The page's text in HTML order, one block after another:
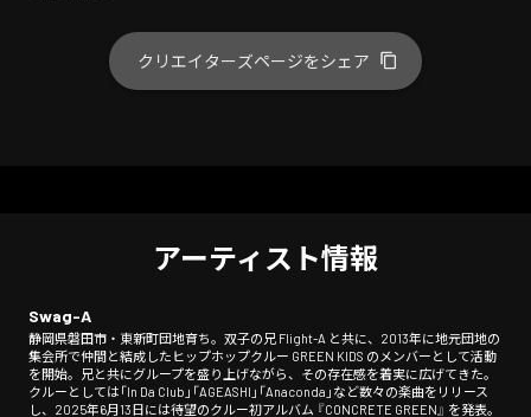
クリエイターズページをシェア
アーティスト情報
Swag-A
静岡県磐田市・東新町団地育ち。双子の兄 Flight-A と共に、2013年に地元団地の
集会所で仲間と結成したヒップホップクルー GREEN KIDS のメンバーとして活動
を開始。兄と共にグループを盛り上げながら、その存在感を着実に広げてきた。
クルーとしては「In Da Club」「AGEASHI」「Anaconda」など数々の楽曲をリリース
し、2025年6月13日には待望のクルー初アルバム 『CONCRETE GREEN』 を発表。